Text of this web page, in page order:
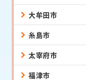
大牟田市
糸島市
太宰府市
福津市